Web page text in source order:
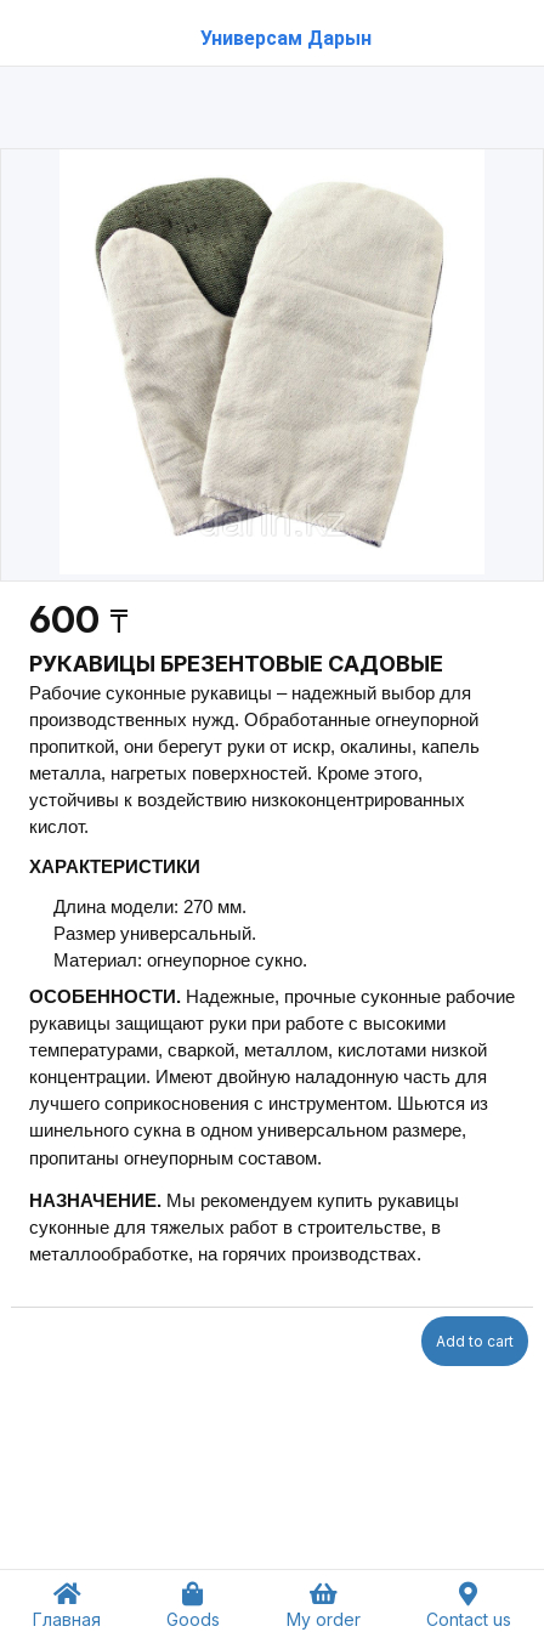
Универсам Дарын
Главная Goods My order Contact us
600 ₸
РУКАВИЦЫ БРЕЗЕНТОВЫЕ САДОВЫЕ
Рабочие суконные рукавицы – надежный выбор для
производственных нужд. Обработанные огнеупорной
пропиткой, они берегут руки от искр, окалины, капель
металла, нагретых поверхностей. Кроме этого,
устойчивы к воздействию низкоконцентрированных
кислот.
ХАРАКТЕРИСТИКИ
Длина модели: 270 мм.
Размер универсальный.
Материал: огнеупорное сукно.
ОСОБЕННОСТИ. Надежные, прочные суконные рабочие
рукавицы защищают руки при работе с высокими
температурами, сваркой, металлом, кислотами низкой
концентрации. Имеют двойную наладонную часть для
лучшего соприкосновения с инструментом. Шьются из
шинельного сукна в одном универсальном размере,
пропитаны огнеупорным составом.
НАЗНАЧЕНИЕ. Мы рекомендуем купить рукавицы
суконные для тяжелых работ в строительстве, в
металлообработке, на горячих производствах.
Add to cart